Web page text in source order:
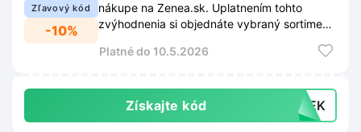
Zľavový kód
-10%
nákupe na Zenea.sk. Uplatnením tohto
zvýhodnenia si objednáte vybraný sortiment
Platné do 10.5.2026
Získajte kód TIEK